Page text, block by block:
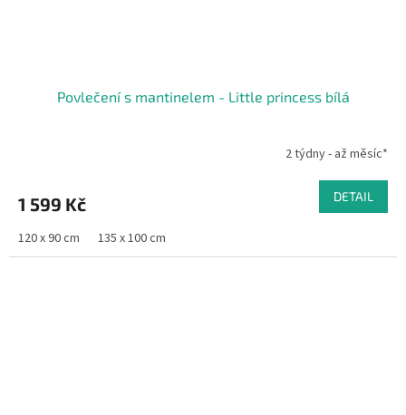
Povlečení s mantinelem - Little princess bílá
2 týdny - až měsíc*
1 599 Kč DETAIL
120 x 90 cm 135 x 100 cm